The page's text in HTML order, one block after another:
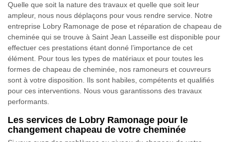
Quelle que soit la nature des travaux et quelle que soit leur
ampleur, nous nous déplaçons pour vous rendre service. Notre
entreprise Lobry Ramonage de pose et réparation de chapeau de
cheminée qui se trouve à Saint Jean Lasseille est disponible pour
effectuer ces prestations étant donné l’importance de cet
élément. Pour tous les types de matériaux et pour toutes les
formes de chapeau de cheminée, nos ramoneurs et couvreurs
sont à votre disposition. Ils sont habiles, compétents et qualifiés
pour ces interventions. Nous vous garantissons des travaux
performants.
Les services de Lobry Ramonage pour le
changement chapeau de votre cheminée